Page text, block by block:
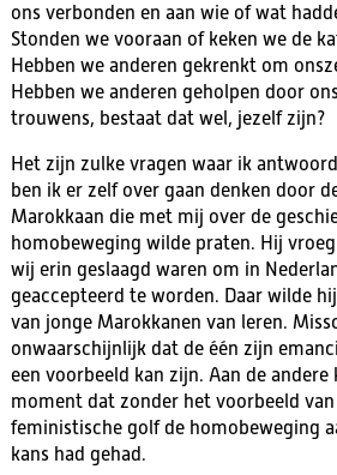
ons verbonden en aan wie of wat
Stonden we vooraan of keken we de
Hebben we anderen gekrenkt om
Hebben we anderen geholpen door
trouwens, bestaat dat wel, jezelf zijn?
Het zijn zulke vragen waar ik
ben ik er zelf over gaan denken door
Marokkaan die met mij over de
homobeweging wilde praten. Hij
wij erin geslaagd waren om in
geaccepteerd te worden. Daar wilde
van jonge Marokkanen van leren.
onwaarschijnlijk dat de één zijn
een voorbeeld kan zijn. Aan de
moment dat zonder het voorbeeld
feministische golf de homobeweging
kans had gehad.